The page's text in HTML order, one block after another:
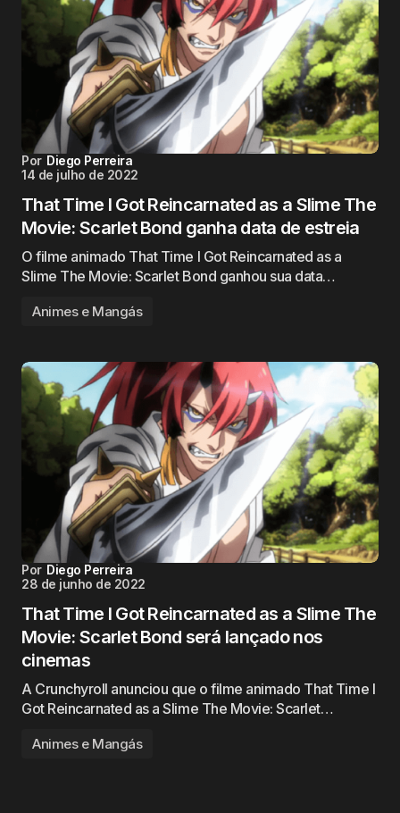
Por Diego Perreira
14 de julho de 2022
That Time I Got Reincarnated as a Slime The
Movie: Scarlet Bond ganha data de estreia
O filme animado That Time I Got Reincarnated as a
Slime The Movie: Scarlet Bond ganhou sua data…
Animes e Mangás
Por Diego Perreira
28 de junho de 2022
That Time I Got Reincarnated as a Slime The
Movie: Scarlet Bond será lançado nos
cinemas
A Crunchyroll anunciou que o filme animado That Time I
Got Reincarnated as a Slime The Movie: Scarlet…
Animes e Mangás